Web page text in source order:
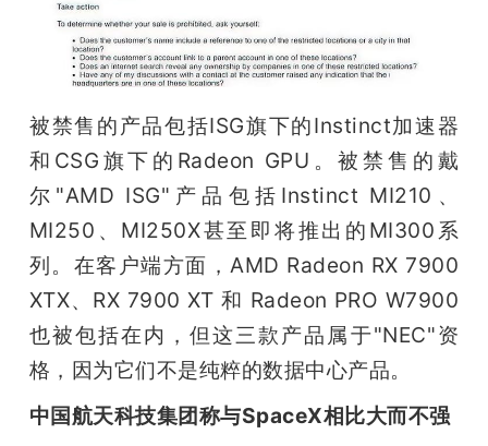
被禁售的产品包括ISG旗下的Instinct加速器
和CSG旗下的Radeon GPU。被禁售的戴
尔"AMD ISG"产品包括Instinct MI210、
MI250、MI250X甚至即将推出的MI300系
列。在客户端方面，AMD Radeon RX 7900
XTX、RX 7900 XT 和 Radeon PRO W7900
也被包括在内，但这三款产品属于"NEC"资
格，因为它们不是纯粹的数据中心产品。
中国航天科技集团称与SpaceX相比大而不强